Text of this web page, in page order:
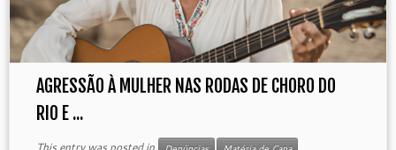
AGRESSÃO À MULHER NAS RODAS DE CHORO DO
RIO E ...
This entry was posted in